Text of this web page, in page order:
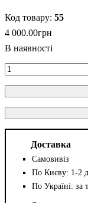
55
4 000.00грн
Доставка
Самовивіз
По Києву: 1-2
По Україні: за